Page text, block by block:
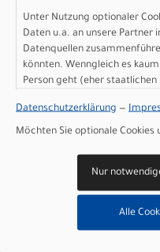
IN
Scott
carbon
Modelljahr 2026
Lieferbar in ca. 5-8
Art.Nr. 4253633020004
Größe: XS
Farbe: carbon black
pro Stück (inkl. MwSt.
Unter Nutzung optionaler
Daten u.a. an unsere Partner
Datenquellen
könnten. Wenngleich es
Person geht (eher staatlichen
sind wie bei uns in der
Datenschutzerklärung —
Möchten Sie optionale
Nur
Alle